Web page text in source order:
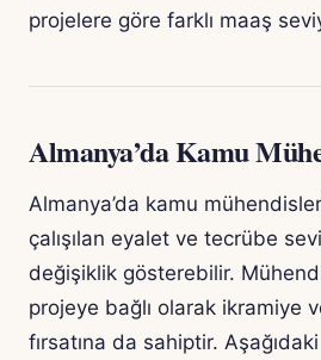
projelere göre farklı maaş
Almanya’da Kamu
Almanya’da kamu
çalışılan eyalet ve tecrübe
değişiklik gösterebilir.
projeye bağlı olarak ikramiye
fırsatına da sahiptir.